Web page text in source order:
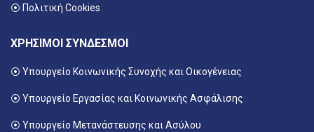
⦿ Πολιτική Cookies
ΧΡΗΣΙΜΟΙ ΣΥΝΔΕΣΜΟΙ
⦿ Υπουργείο Κοινωνικής Συνοχής και Οικογένειας
⦿ Υπουργείο Εργασίας και Κοινωνικής Ασφάλισης
⦿ Υπουργείο Μετανάστευσης και Ασύλου